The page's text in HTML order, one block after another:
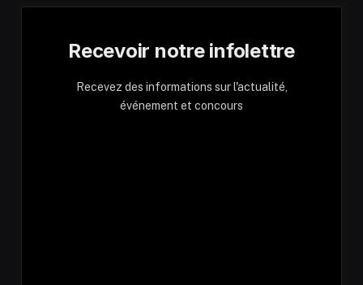
Recevoir notre infolettre
Recevez des informations sur l'actualité,
événement et concours